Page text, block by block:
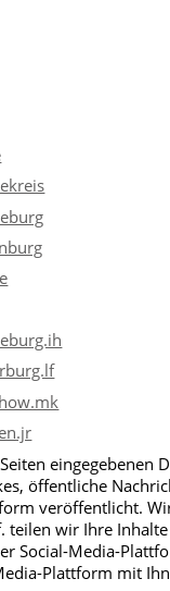
eingegebenen
öffentliche
veröffentlicht.
teilen wir Ihre
Social-Media-
Plattform mit